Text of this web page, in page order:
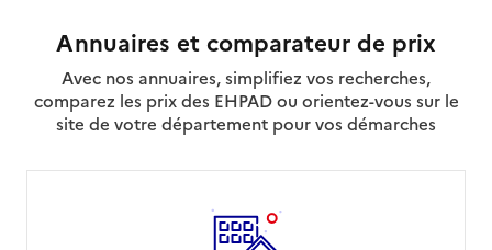
Voir la fiche
Source des données : Finess n° 380023424
Mis à jour le : 26/07/2026
Service autonomie à domicile (aide)
34 avenue Alsace Lorraine
Annuaires et comparateur de prix
Avec nos annuaires, simplifiez vos recherches,
comparez les prix des EHPAD ou orientez-vous sur le
site de votre département pour vos démarches